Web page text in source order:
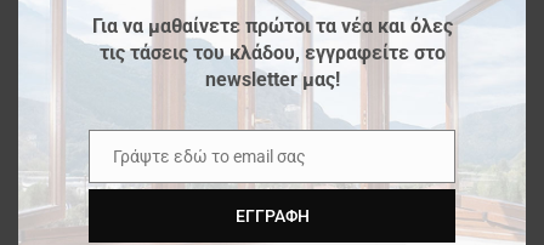
Για να μαθαίνετε πρώτοι τα νέα και όλες
τις τάσεις του κλάδου, εγγραφείτε στο
newsletter μας!
Email
Γράψτε εδώ το email σας
ΕΓΓΡΑΦΉ